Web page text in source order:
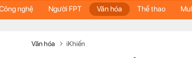
nghệ Người FPT Văn hóa Thể thao
Văn hóa iKhiến